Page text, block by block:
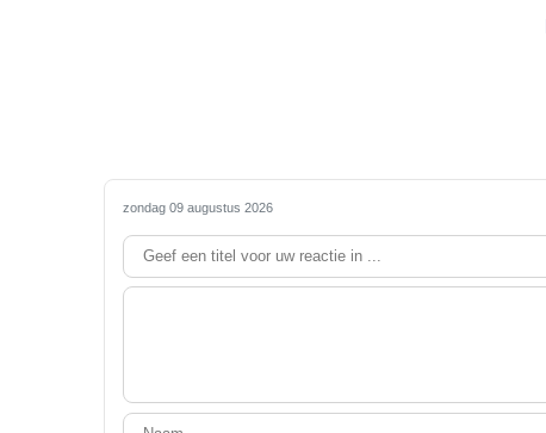
zondag 09 augustus 2026